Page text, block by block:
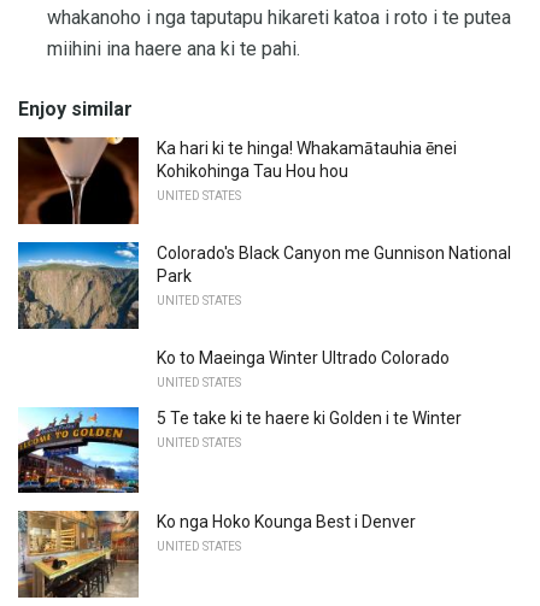
whakanoho i nga taputapu hikareti katoa i roto i te putea
miihini ina haere ana ki te pahi.
Enjoy similar
Ka hari ki te hinga! Whakamātauhia ēnei
Kohikohinga Tau Hou hou
UNITED STATES
Colorado's Black Canyon me Gunnison National
Park
UNITED STATES
Ko to Maeinga Winter Ultrado Colorado
UNITED STATES
5 Te take ki te haere ki Golden i te Winter
UNITED STATES
Ko nga Hoko Kounga Best i Denver
UNITED STATES